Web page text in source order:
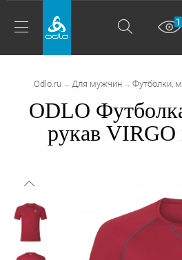
1
Odlo.ru → Для мужчин → Футболки,
ODLO
рукав